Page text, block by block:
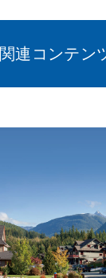
関連コンテン